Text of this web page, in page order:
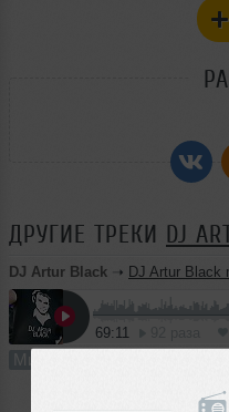
ДРУГИЕ ТРЕКИ DJ
DJ Artur Black ➝ DJ Artur Black mix-
69:11
Микс